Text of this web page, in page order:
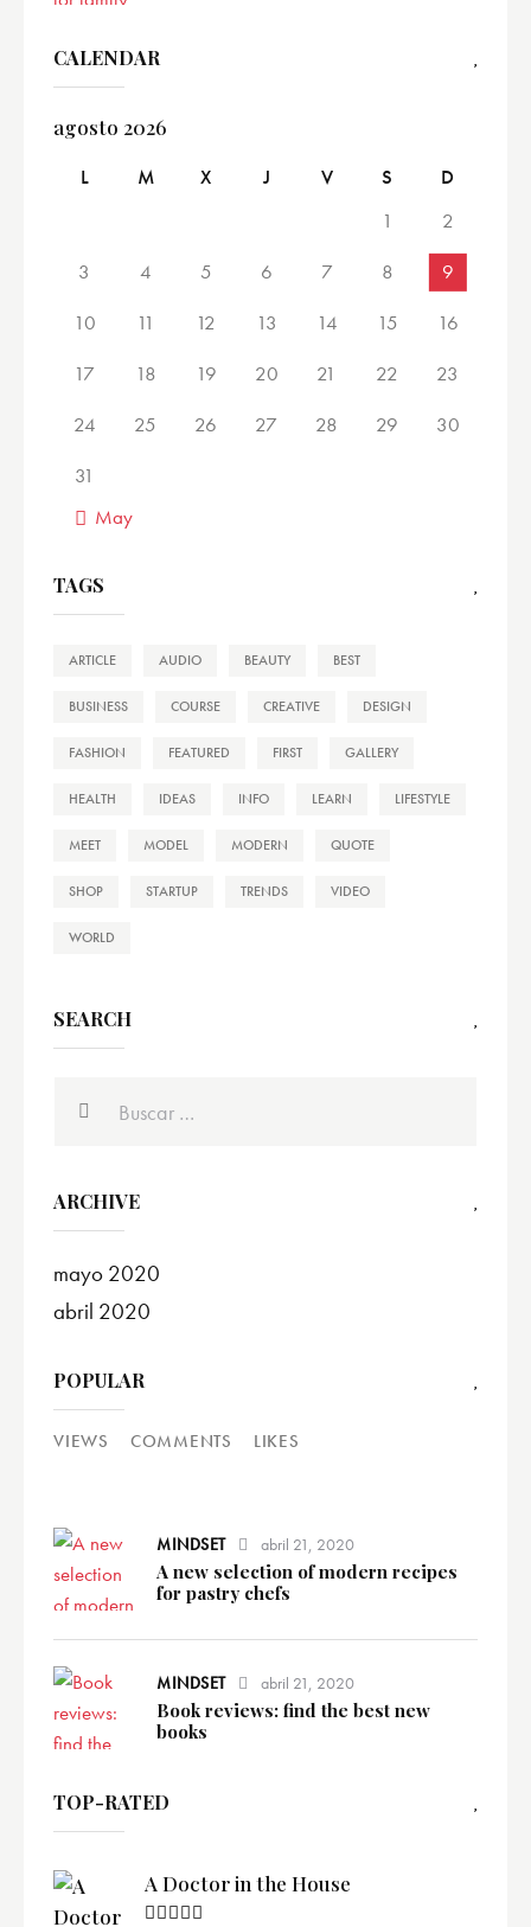
CALENDAR
agosto 2026
L
M X J V S
D
1
2
3
4 5 6 7 8
9
10
11 12 13 14 15
16
17
18 19 20 21 22
23
24
25 26 27 28 29
30
31
« May
TAGS
ARTICLE AUDIO BEAUTY BEST
BUSINESS COURSE CREATIVE DESIGN
FASHION FEATURED FIRST GALLERY
HEALTH IDEAS INFO LEARN LIFESTYLE
MEET MODEL MODERN QUOTE
SHOP STARTUP TRENDS VIDEO
WORLD
SEARCH
ARCHIVE
mayo 2020
abril 2020
POPULAR
VIEWS COMMENTS LIKES
MINDSET abril 21, 2020
A new selection of modern recipes
for pastry chefs
MINDSET abril 21, 2020
Book reviews: find the best new
books
TOP-RATED
A Doctor in the House